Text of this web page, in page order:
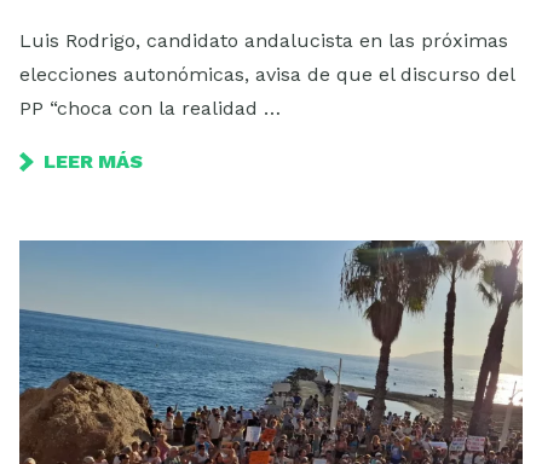
Luis Rodrigo, candidato andalucista en las próximas
elecciones autonómicas, avisa de que el discurso del
PP “choca con la realidad …
LEER MÁS